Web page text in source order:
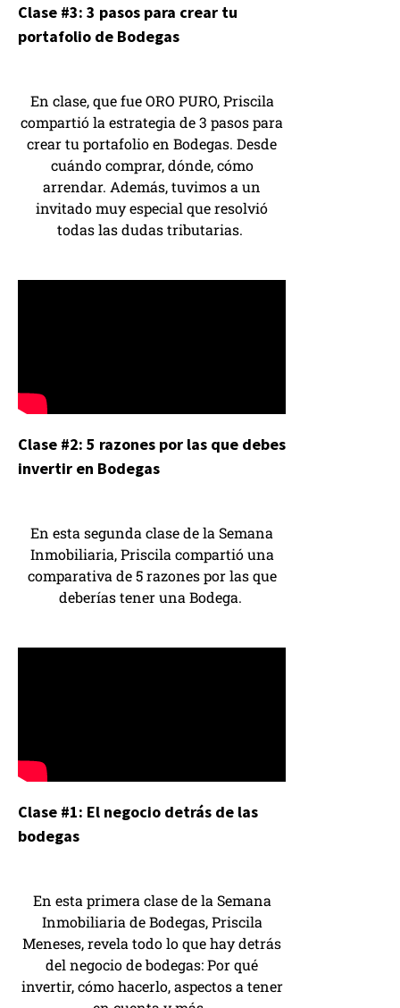
Clase #3: 3 pasos para crear tu
portafolio de Bodegas
En clase, que fue ORO PURO, Priscila
compartió la estrategia de 3 pasos para
crear tu portafolio en Bodegas. Desde
cuándo comprar, dónde, cómo
arrendar. Además, tuvimos a un
invitado muy especial que resolvió
todas las dudas tributarias.
Clase #2: 5 razones por las que debes
invertir en Bodegas
En esta segunda clase de la Semana
Inmobiliaria, Priscila compartió una
comparativa de 5 razones por las que
deberías tener una Bodega.
Clase #1: El negocio detrás de las
bodegas
En esta primera clase de la Semana
Inmobiliaria de Bodegas, Priscila
Meneses, revela todo lo que hay detrás
del negocio de bodegas: Por qué
invertir, cómo hacerlo, aspectos a tener